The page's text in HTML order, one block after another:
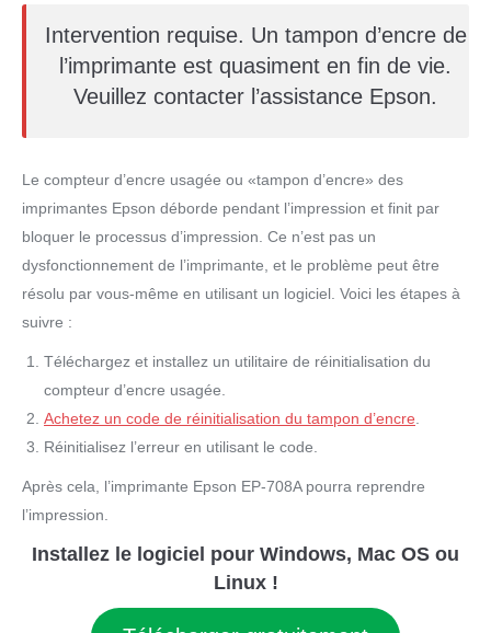
Intervention requise. Un tampon d’encre de
l’imprimante est quasiment en fin de vie.
Veuillez contacter l’assistance Epson.
Le compteur d’encre usagée ou «tampon d’encre» des
imprimantes Epson déborde pendant l’impression et finit par
bloquer le processus d’impression. Ce n’est pas un
dysfonctionnement de l’imprimante, et le problème peut être
résolu par vous-même en utilisant un logiciel. Voici les étapes à
suivre :
Téléchargez et installez un utilitaire de réinitialisation du
compteur d’encre usagée.
Achetez un code de réinitialisation du tampon d’encre
Réinitialisez l’erreur en utilisant le code.
Après cela, l’imprimante Epson EP-708A pourra reprendre
l’impression.
Installez le logiciel pour Windows, Mac OS ou
Linux !